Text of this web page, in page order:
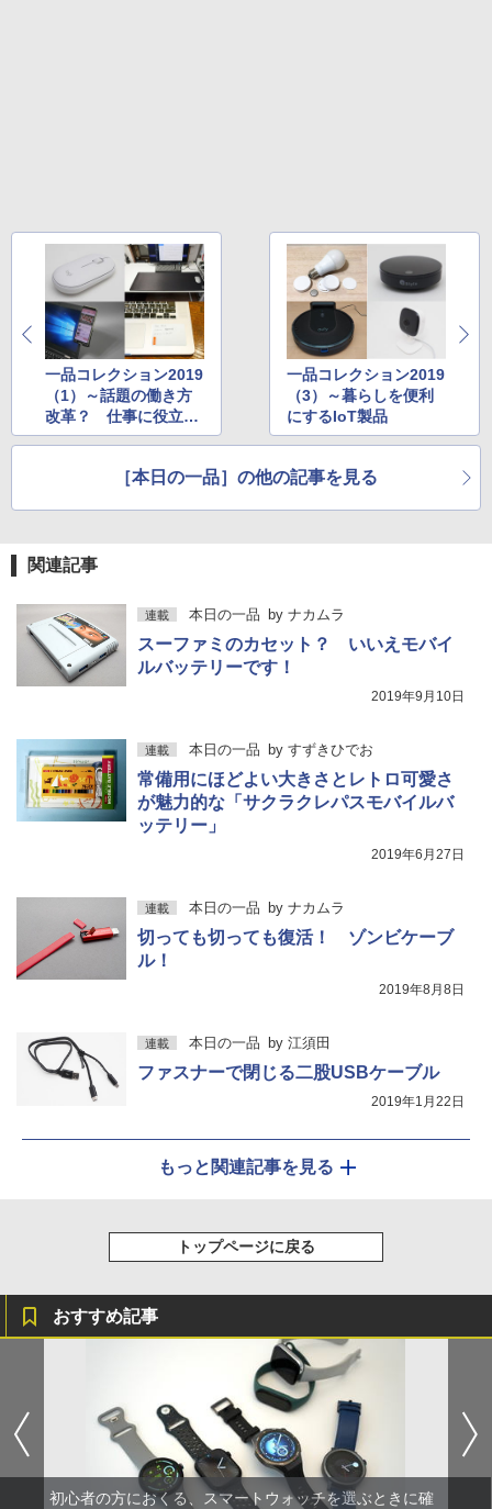
一品コレクション2019
（1）～話題の働き方
改革？ 仕事に役立つ
一品
一品コレクション2019
（3）～暮らしを便利
にするIoT製品
［本日の一品］の他の記事を見る
関連記事
連載 本日の一品 by ナカムラ
スーファミのカセット？ いいえモバイ
ルバッテリーです！
2019年9月10日
連載 本日の一品 by すずきひでお
常備用にほどよい大きさとレトロ可愛さ
が魅力的な「サクラクレパスモバイルバ
ッテリー」
2019年6月27日
連載 本日の一品 by ナカムラ
切っても切っても復活！ ゾンビケーブ
ル！
2019年8月8日
連載 本日の一品 by 江須田
ファスナーで閉じる二股USBケーブル
2019年1月22日
もっと関連記事を見る
トップページに戻る
おすすめ記事
初心者の方におくる、スマートウォッチを選ぶときに確